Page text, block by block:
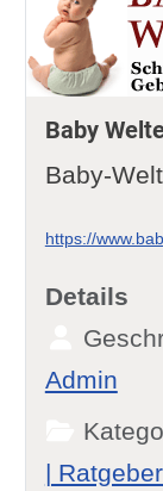
Baby
Baby-
https://
Details
Admin
|